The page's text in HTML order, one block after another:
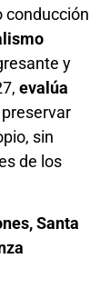
conducción
y
evalúa
preservar
sin
de los
Santa